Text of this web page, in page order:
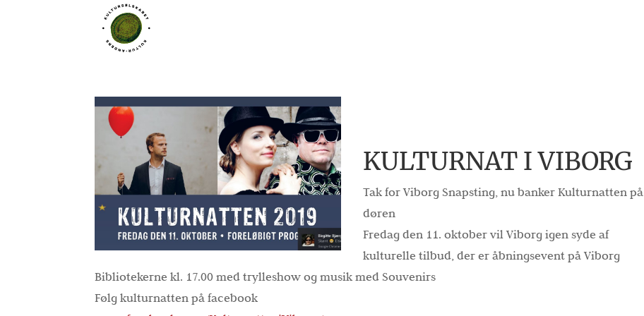
KULTURNAT I VIBORG
Tak for Viborg Snapsting, nu banker Kulturnatten på
døren
Fredag den 11. oktober vil Viborg igen syde af
kulturelle tilbud, der er åbningsevent på Viborg
Bibliotekerne kl. 17.00 med trylleshow og musik med Souvenirs
Følg kulturnatten på facebook